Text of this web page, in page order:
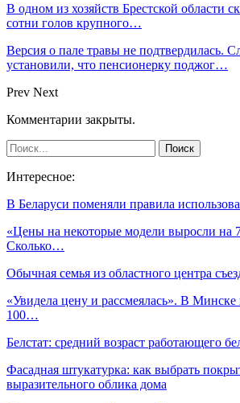
В одном из хозяйств Брестской области
сотни голов крупного…
Версия о пале травы не подтвердилась.
установили, что пенсионерку поджог…
Prev Next
Комментарии закрыты.
Интересное:
В Беларуси поменяли правила
«Цены на некоторые модели выросли на
Сколько…
Обычная семья из областного центра
«Увидела цену и рассмеялась». В Минске
100…
Белстат: средний возраст работающего
Фасадная штукатурка: как выбрать
выразительного облика дома